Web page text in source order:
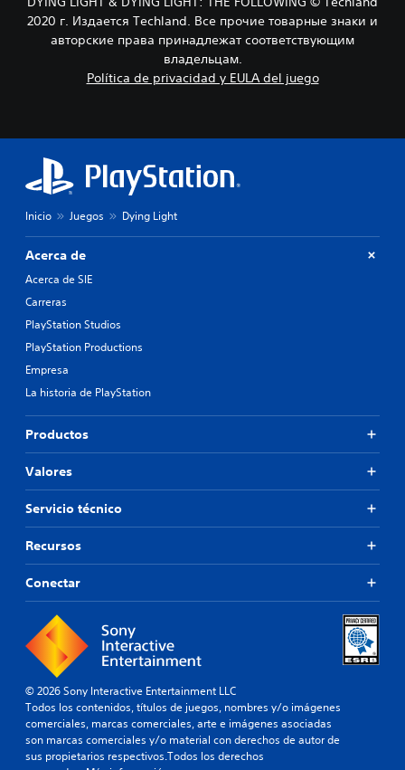
2020 г. Издается Techland. Все прочие товарные знаки и
авторские права принадлежат соответствующим
владельцам.
Política de privacidad y EULA del juego
Inicio Juegos Dying Light
Acerca de
Acerca de SIE
Carreras
PlayStation Studios
PlayStation Productions
Empresa
La historia de PlayStation
Productos
Valores
Servicio técnico
Recursos
Conectar
© 2026 Sony Interactive Entertainment LLC
Todos los contenidos, títulos de juegos, nombres y/o imágenes
comerciales, marcas comerciales, arte e imágenes asociadas
son marcas comerciales y/o material con derechos de autor de
sus propietarios respectivos.Todos los derechos